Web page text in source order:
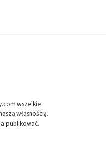
wszelkie
własnością.
publikować.